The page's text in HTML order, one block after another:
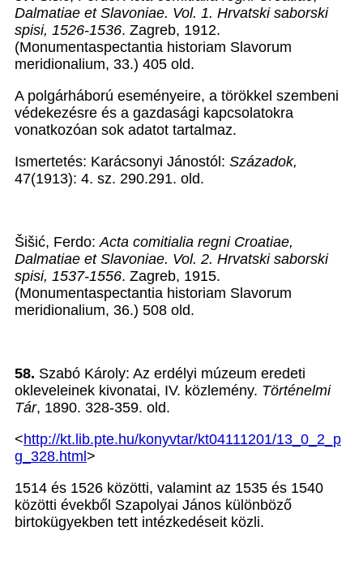
Dalmatiae et Slavoniae. Vol. 1. Hrvatski saborski
spisi, 1526-1536. Zagreb, 1912.
(Monumentaspectantia historiam Slavorum
meridionalium, 33.) 405 old.
A polgárháború eseményeire, a törökkel szembeni
védekezésre és a gazdasági kapcsolatokra
vonatkozóan sok adatot tartalmaz.
Ismertetés: Karácsonyi Jánostól: Századok,
47(1913): 4. sz. 290.291. old.
Šišić, Ferdo: Acta comitialia regni Croatiae,
Dalmatiae et Slavoniae. Vol. 2. Hrvatski saborski
spisi, 1537-1556. Zagreb, 1915.
(Monumentaspectantia historiam Slavorum
meridionalium, 36.) 508 old.
58. Szabó Károly: Az erdélyi múzeum eredeti
okleveleinek kivonatai, IV. közlemény. Történelmi
Tár, 1890. 328-359. old.
<http://kt.lib.pte.hu/konyvtar/kt04111201/13_0_2_p
g_328.html>
1514 és 1526 közötti, valamint az 1535 és 1540
közötti évekből Szapolyai János különböző
birtokügyekben tett intézkedéseit közli.